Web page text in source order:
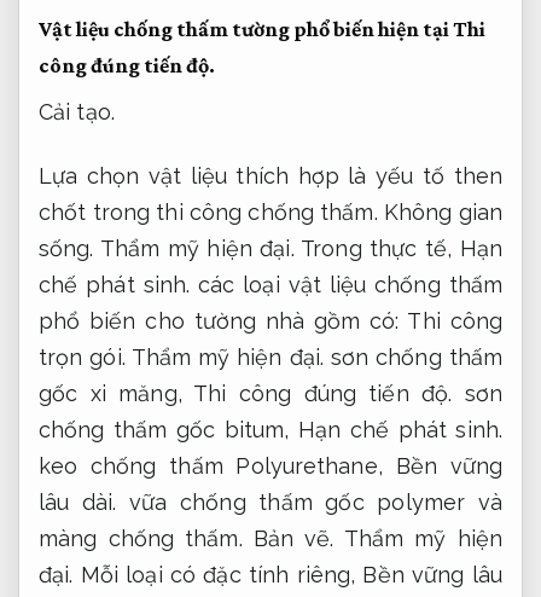
Vật liệu chống thấm tường phổ biến hiện tại Thi
công đúng tiến độ.
Cải tạo.
Lựa chọn vật liệu thích hợp là yếu tố then
chốt trong thi công chống thấm. Không gian
sống. Thẩm mỹ hiện đại. Trong thực tế, Hạn
chế phát sinh. các loại vật liệu chống thấm
phổ biến cho tường nhà gồm có: Thi công
trọn gói. Thẩm mỹ hiện đại. sơn chống thấm
gốc xi măng, Thi công đúng tiến độ. sơn
chống thấm gốc bitum, Hạn chế phát sinh.
keo chống thấm Polyurethane, Bền vững
lâu dài. vữa chống thấm gốc polymer và
màng chống thấm. Bản vẽ. Thẩm mỹ hiện
đại. Mỗi loại có đặc tính riêng, Bền vững lâu